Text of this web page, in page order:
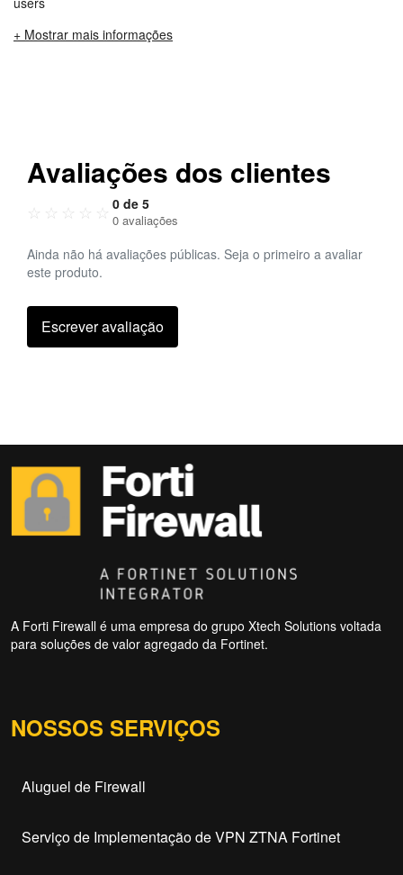
+ Mostrar mais informações
Avaliações dos clientes
☆ ☆ ☆ ☆ ☆ 0 de 5
0 avaliações
Ainda não há avaliações públicas. Seja o primeiro a avaliar
este produto.
Escrever avaliação
A Forti Firewall é uma empresa do grupo Xtech Solutions voltada
para soluções de valor agregado da Fortinet.
NOSSOS SERVIÇOS
Aluguel de Firewall
Serviço de Implementação de VPN ZTNA Fortinet